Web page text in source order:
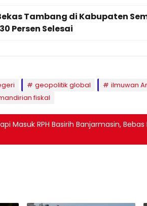
Tambang di Kabupaten
Persen Selesai
geopolitik global
ilmuwan
fiskal
Masuk RPH Basirih Banjarmasin,